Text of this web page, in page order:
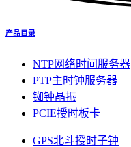
产品目录
NTP网络时间服务器
PTP主时钟服务器
铷钟晶振
PCIE授时板卡
GPS北斗授时子钟